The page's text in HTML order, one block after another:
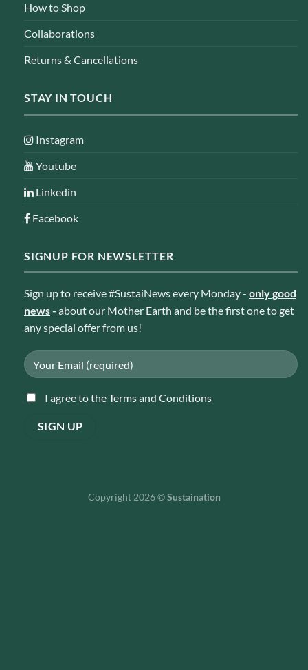
How to Shop
Collaborations
Returns & Cancellations
STAY IN TOUCH
Instagram
Youtube
Linkedin
Facebook
SIGNUP FOR NEWSLETTER
Sign up to receive #SustaiNews every Monday - only good
news- about our Mother Earth and be the first one to get
any special offer from us!
I agree to the Terms and Conditions
Copyright 2026 ©Sustaination